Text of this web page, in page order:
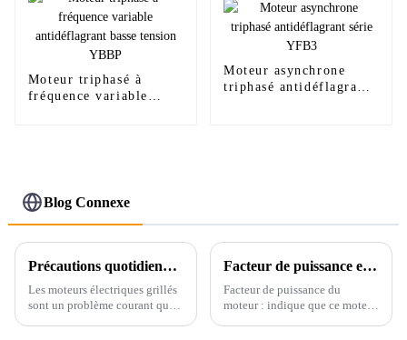
Moteur triphasé à
fréquence variable
Moteur asynchrone
triphasé antidéflagrant
Blog Connexe
Précautions quotidiennes pour éviter l'épuisement du moteur
Les moteurs électriques grillés
sont un problème courant qui
Facteur de puissance et rendement du moteur
Facteur de puissance du
moteur : indique que ce moteur